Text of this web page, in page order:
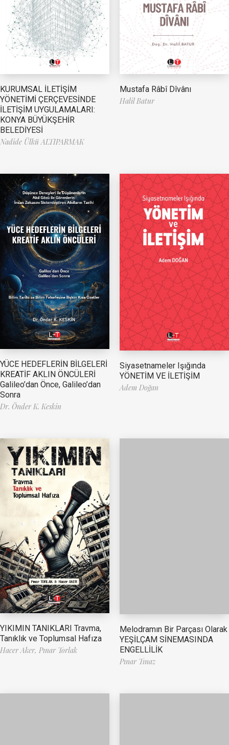
KURUMSAL İLETİŞİM
YÖNETİMİ ÇERÇEVESİNDE
İLETİŞİM UYGULAMALARI:
KONYA BÜYÜKŞEHİR
BELEDİYESİ
Nadide Ülkü ALTIPARMAK
Mustafa Râbî Dîvânı
Halil Batur
YÜCE HEDEFLERİN BİLGELERİ
KREATİF AKLIN ÖNCÜLERİ
Galileo’dan Önce, Galileo’dan
Sonra
Dr. Önder K. Keskin
Siyasetnameler Işığında
YÖNETİM VE İLETİŞİM
Adem Doğan
YIKIMIN TANIKLARI Travma,
Tanıklık ve Toplumsal Hafıza
Hacer Aker, Pınar Torlak
Melodramın Bir Parçası Olarak
YEŞİLÇAM SİNEMASINDA
ENGELLİLİK
Pınar Tınaz